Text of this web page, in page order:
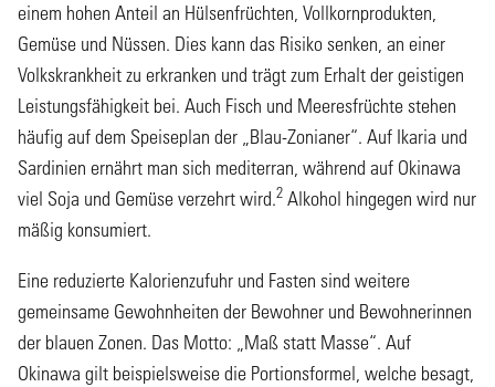
einem hohen Anteil an Hülsenfrüchten, Vollkornprodukten,
Gemüse und Nüssen. Dies kann das Risiko senken, an einer
Volkskrankheit zu erkranken und trägt zum Erhalt der geistigen
Leistungsfähigkeit bei. Auch Fisch und Meeresfrüchte stehen
häufig auf dem Speiseplan der „Blau-Zonianer“. Auf Ikaria und
Sardinien ernährt man sich mediterran, während auf Okinawa
viel Soja und Gemüse verzehrt wird.2 Alkohol hingegen wird nur
mäßig konsumiert.
Eine reduzierte Kalorienzufuhr und Fasten sind weitere
gemeinsame Gewohnheiten der Bewohner und Bewohnerinnen
der blauen Zonen. Das Motto: „Maß statt Masse“. Auf
Okinawa gilt beispielsweise die Portionsformel, welche besagt,